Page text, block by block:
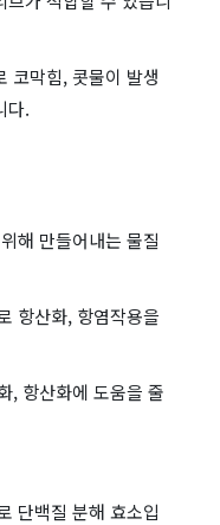
코막힘, 콧물이 발생
다.
해 만들어내는 물질
항산화, 항염작용을
, 항산화에 도움을 줄
단백질 분해 효소입